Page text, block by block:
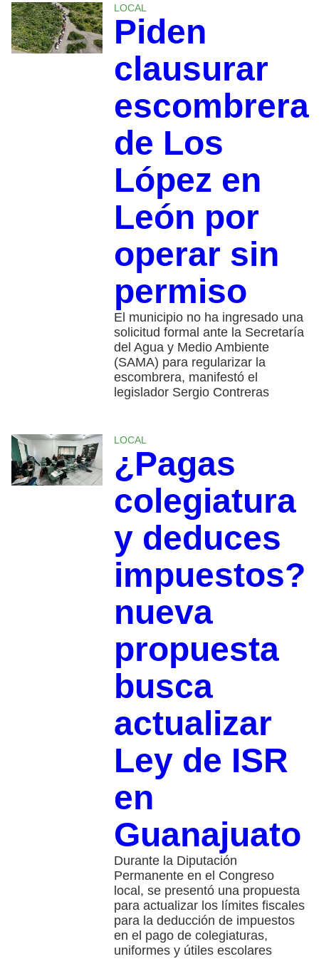
LOCAL
Piden
clausurar
escombrera
de Los
López en
León por
operar sin
permiso
El municipio no ha ingresado una
solicitud formal ante la Secretaría
del Agua y Medio Ambiente
(SAMA) para regularizar la
escombrera, manifestó el
legislador Sergio Contreras
LOCAL
¿Pagas
colegiatura
y deduces
impuestos?
nueva
propuesta
busca
actualizar
Ley de ISR
en
Guanajuato
Durante la Diputación
Permanente en el Congreso
local, se presentó una propuesta
para actualizar los límites fiscales
para la deducción de impuestos
en el pago de colegiaturas,
uniformes y útiles escolares